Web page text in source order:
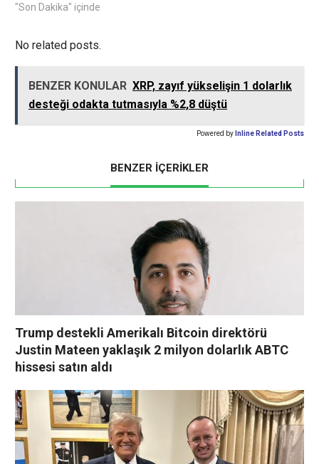
"Son Dakika" içinde
No related posts.
BENZER KONULAR XRP, zayıf yükselişin 1 dolarlık
desteği odakta tutmasıyla %2,8 düştü
Powered by Inline Related Posts
BENZER İÇERİKLER
Trump destekli Amerikalı Bitcoin direktörü
Justin Mateen yaklaşık 2 milyon dolarlık ABTC
hissesi satın aldı